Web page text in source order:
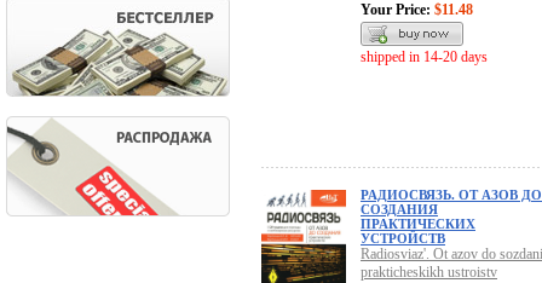
Your Price: $11.48
shipped in 14-20 days
РАДИОСВЯЗЬ. ОТ АЗОВ ДО
СОЗДАНИЯ
ПРАКТИЧЕСКИХ
УСТРОЙСТВ
Radiosviaz'. Ot azov do
prakticheskikh ustroistv